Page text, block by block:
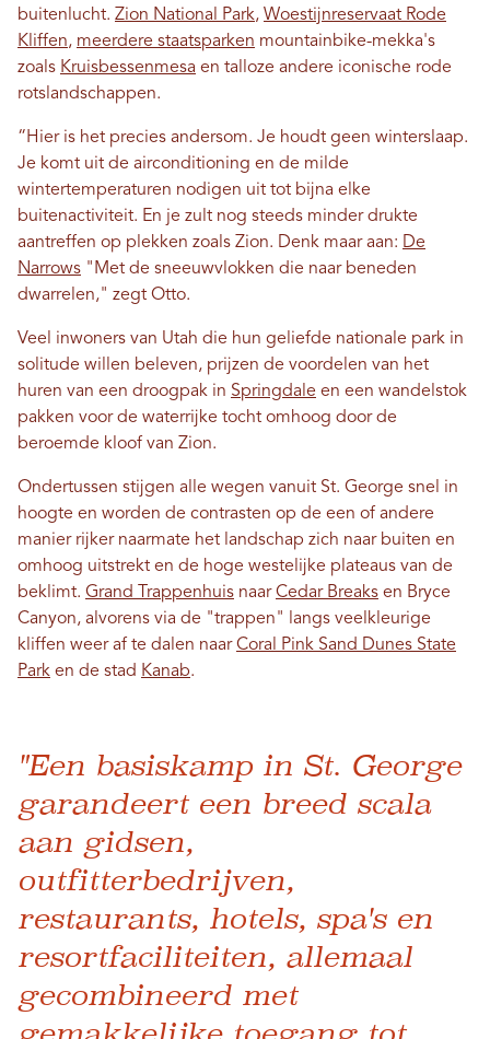
buitenlucht. Zion National Park, Woestijnreservaat Rode
Kliffen, meerdere staatsparken mountainbike-mekka's
zoals Kruisbessenmesa en talloze andere iconische rode
rotslandschappen.
“Hier is het precies andersom. Je houdt geen winterslaap.
Je komt uit de airconditioning en de milde
wintertemperaturen nodigen uit tot bijna elke
buitenactiviteit. En je zult nog steeds minder drukte
aantreffen op plekken zoals Zion. Denk maar aan: De
Narrows "Met de sneeuwvlokken die naar beneden
dwarrelen," zegt Otto.
Veel inwoners van Utah die hun geliefde nationale park in
solitude willen beleven, prijzen de voordelen van het
huren van een droogpak in Springdale en een wandelstok
pakken voor de waterrijke tocht omhoog door de
beroemde kloof van Zion.
Ondertussen stijgen alle wegen vanuit St. George snel in
hoogte en worden de contrasten op de een of andere
manier rijker naarmate het landschap zich naar buiten en
omhoog uitstrekt en de hoge westelijke plateaus van de
beklimt. Grand Trappenhuis naarCedar Breaks en Bryce
Canyon, alvorens via de "trappen" langs veelkleurige
kliffen weer af te dalen naarCoral Pink Sand Dunes State
Park en de stad Kanab.
"Een basiskamp in St. George
garandeert een breed scala
aan gidsen,
outfitterbedrijven,
restaurants, hotels, spa's en
resortfaciliteiten, allemaal
gecombineerd met